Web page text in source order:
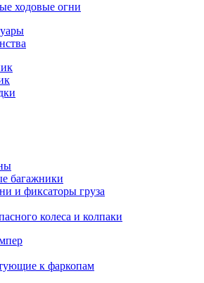
ходовые огни
багажники
и фиксаторы груза
колеса и колпаки
к фаркопам